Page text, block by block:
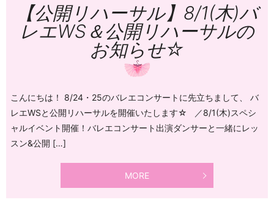
【公開リハーサル】8/1(木)バ
レエWS＆公開リハーサルの
お知らせ☆
こんにちは！ 8/24・25のバレエコンサートに先立ちまして、 バ
レエWSと公開リハーサルを開催いたします☆ ／8/1(木)スペシ
ャルイベント開催！バレエコンサート出演ダンサーと一緒にレッ
スン&公開 […]
MORE